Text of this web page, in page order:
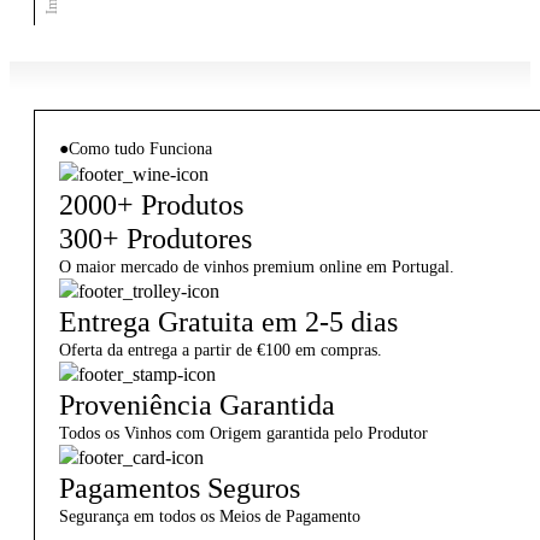
●Como tudo Funciona
2000+ Produtos
300+ Produtores
O maior mercado de vinhos premium online em Portugal.
Entrega Gratuita em 2-5 dias
Oferta da entrega a partir de €100 em compras.
Proveniência Garantida
Todos os Vinhos com Origem garantida pelo Produtor
Pagamentos Seguros
Segurança em todos os Meios de Pagamento